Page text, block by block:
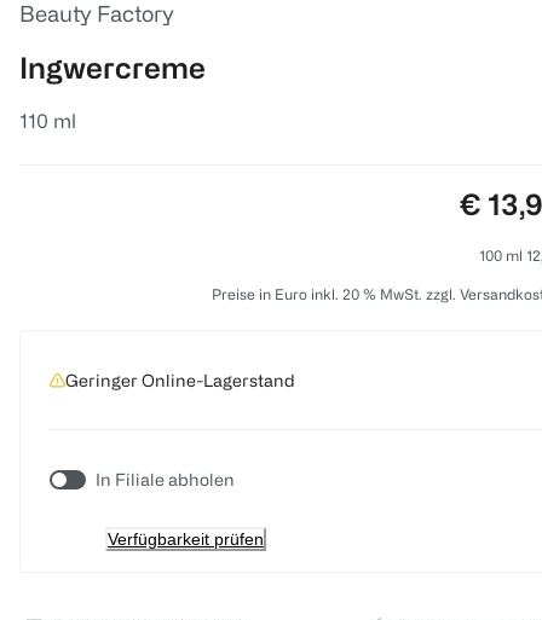
Beauty Factory
Ingwercreme
110 ml
Preis:
€
100 ml
Preise in Euro inkl. 20 % MwSt. zzgl.
Geringer Online-Lagerstand
In Filiale abholen
Verfügbarkeit prüfen